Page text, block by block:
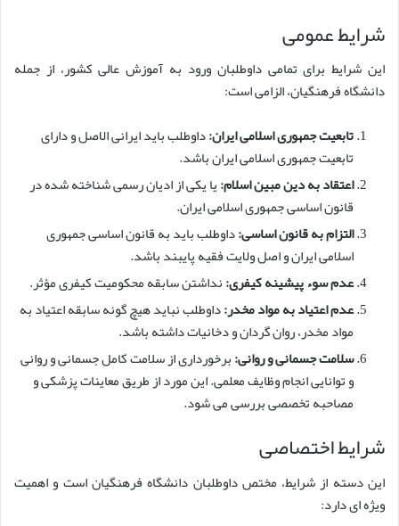
شرایط عمومی
این شرایط برای تمامی داوطلبان ورود به آموزش عالی کشور، از جمله
دانشگاه فرهنگیان، الزامی است:
تابعیت جمهوری اسلامی ایران:داوطلب باید ایرانی الاصل و دارای
تابعیت جمهوری اسلامی ایران باشد.
اعتقاد به دین مبین اسلام:یا یکی از ادیان رسمی شناخته شده در
قانون اساسی جمهوری اسلامی ایران.
التزام به قانون اساسی:داوطلب باید به قانون اساسی جمهوری
اسلامی ایران و اصل ولایت فقیه پایبند باشد.
عدم سوء پیشینه کیفری:نداشتن سابقه محکومیت کیفری مؤثر.
عدم اعتیاد به مواد مخدر:داوطلب نباید هیچ گونه سابقه اعتیاد به
مواد مخدر، روان گردان و دخانیات داشته باشد.
سلامت جسمانی و روانی:برخورداری از سلامت کامل جسمانی و روانی
و توانایی انجام وظایف معلمی. این مورد از طریق معاینات پزشکی و
مصاحبه تخصصی بررسی می شود.
شرایط اختصاصی
این دسته از شرایط، مختص داوطلبان دانشگاه فرهنگیان است و اهمیت
ویژه ای دارد: